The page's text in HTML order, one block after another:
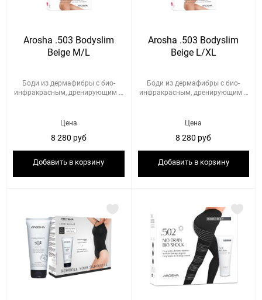
Arosha .503 Bodyslim
Beige M/L
Боди из дермафибры с био-
инфракрасным, дренирующим и
Цена
8 280 руб
Добавить в корзину
Arosha .503 Bodyslim
Beige L/XL
Боди из дермафибры с био-
инфракрасным, дренирующим и
Цена
8 280 руб
Добавить в корзину